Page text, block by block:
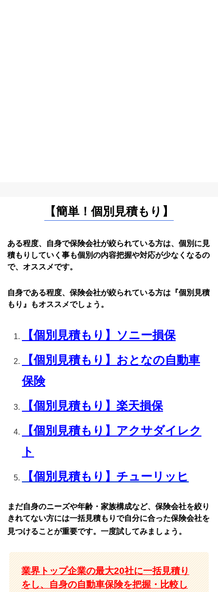
【簡単！個別見積もり】
ある程度、自身で保険会社が絞られている方は、個別に見
積もりしていく事も個別の内容把握や対応が少なくなるの
で、オススメです。
自身である程度、保険会社が絞られている方は『個別見積
もり』もオススメでしょう。
【個別見積もり】ソニー損保
【個別見積もり】おとなの自動車
保険
【個別見積もり】楽天損保
【個別見積もり】アクサダイレク
ト
【個別見積もり】チューリッヒ
まだ自身のニーズや年齢・家族構成など、保険会社を絞り
きれてない方には一括見積もりで自分に合った保険会社を
見つけることが重要です。一度試してみましょう。
業界トップ企業の最大20社に一括見積り
をし、自身の自動車保険を把握・比較し